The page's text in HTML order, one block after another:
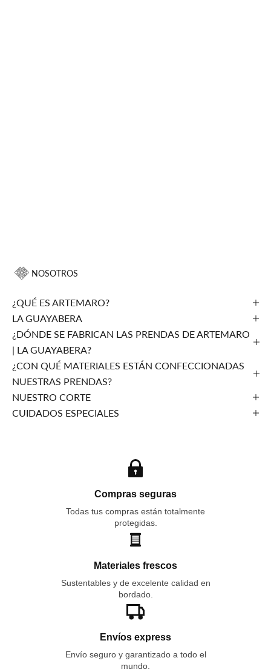
NOSOTROS
¿QUÉ ES ARTEMARO?
LA GUAYABERA
¿DÓNDE SE FABRICAN LAS PRENDAS DE ARTEMARO
| LA GUAYABERA?
¿CON QUÉ MATERIALES ESTÁN CONFECCIONADAS
NUESTRAS PRENDAS?
NUESTRO CORTE
CUIDADOS ESPECIALES
Compras seguras
Todas tus compras están totalmente
protegidas.
Materiales frescos
Sustentables y de excelente calidad en
bordado.
Envíos express
Envío seguro y garantizado a todo el
mundo.